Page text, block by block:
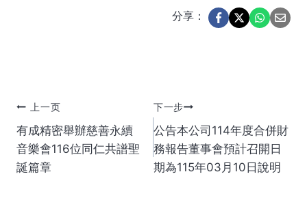
分享：
文
章
导
上一页
有成精密舉辦慈善永續
音樂會116位同仁共譜聖
誕篇章
下一步
公告本公司114年度合併財
務報告董事會預計召開日
期為115年03月10日說明